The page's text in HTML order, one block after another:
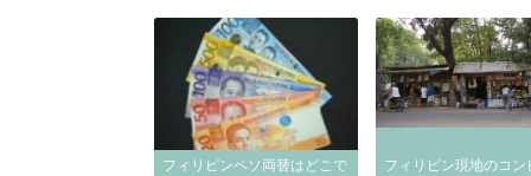
フィリピンペソ両替はどこで
フィリピン現地のコン